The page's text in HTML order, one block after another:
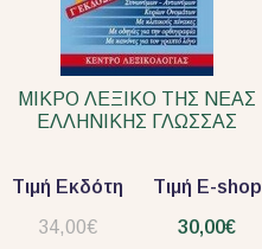
ΜΙΚΡΟ ΛΕΞΙΚΟ ΤΗΣ ΝΕΑΣ
ΕΛΛΗΝΙΚΗΣ ΓΛΩΣΣΑΣ
Τιμή Εκδότη
34,00€
Τιμή E-shop
30,00€